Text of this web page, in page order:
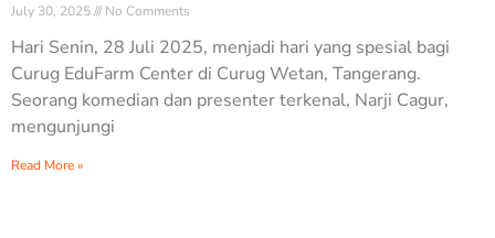
July 30, 2025 No Comments
Hari Senin, 28 Juli 2025, menjadi hari yang spesial bagi
Curug EduFarm Center di Curug Wetan, Tangerang.
Seorang komedian dan presenter terkenal, Narji Cagur,
mengunjungi
Read More »